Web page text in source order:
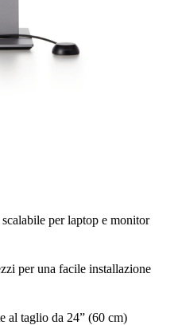
per laptop e monitor
per una facile installazione
al taglio da 24” (60 cm)